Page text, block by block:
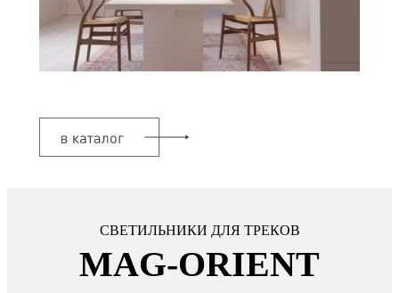
СВЕТИЛЬНИКИ ДЛЯ ТРЕКОВ
MAG-ORIENT